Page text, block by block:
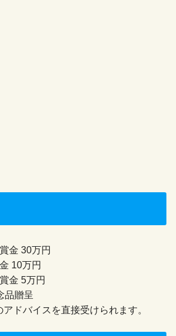
金 30万円
10万円
金 5万円
品贈呈
ドバイスを直接受けられます。